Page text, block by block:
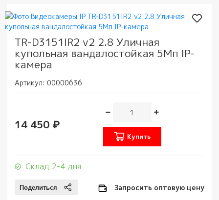
TR-D3151IR2 v2 2.8 Уличная
купольная вандалостойкая 5Мп IP-
камера
Артикул: 00000636
14 450 ₽
Купить
Склад 2-4 дня
Запросить оптовую цену